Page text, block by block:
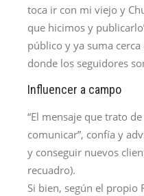
toca ir con mi viejo y
que hicimos y
público y ya suma
donde los seguidores
Influencer a campo
“El mensaje que trato
comunicar”, confía y
y conseguir nuevos
recuadro).
Si bien, según el propio